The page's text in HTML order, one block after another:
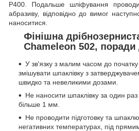
P400. Подальше шліфування
абразиву, відповідно до вимог
наноситися.
Фінішна
Chameleon 502,
У зв'язку з малим часом до початку
змішувати шпаклівку з
швидко та невеликими дозами.
Не наносити шпаклівку за один
більше 1 мм.
Не проводити підготовку та
негативних температурах, під